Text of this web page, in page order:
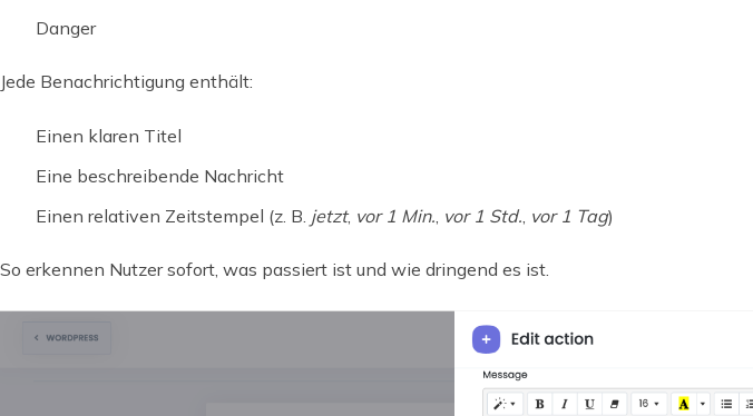
Danger
Jede Benachrichtigung enthält:
Einen klaren Titel
Eine beschreibende Nachricht
Einen relativen Zeitstempel (z. B. jetzt, vor 1 Min. vor 1 Std. vor 1 Tag)
So erkennen Nutzer sofort, was passiert ist und wie dringend es ist.